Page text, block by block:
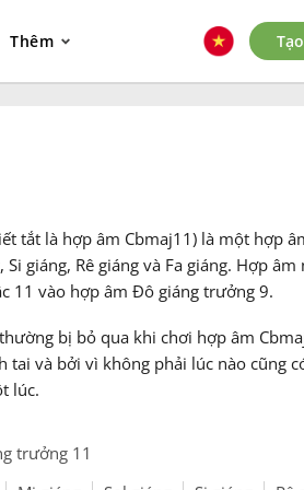
Thêm
tắt là hợp âm Cbmaj11) là một hợp
giáng, Rê giáng và Fa giáng. Hợp âm
11 vào hợp âm Đô giáng trưởng 9.
bị bỏ qua khi chơi hợp âm
và bởi vì không phải lúc nào cũng
lúc.
trưởng 11